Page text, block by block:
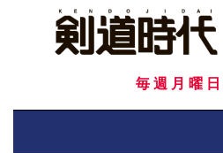
毎週月曜